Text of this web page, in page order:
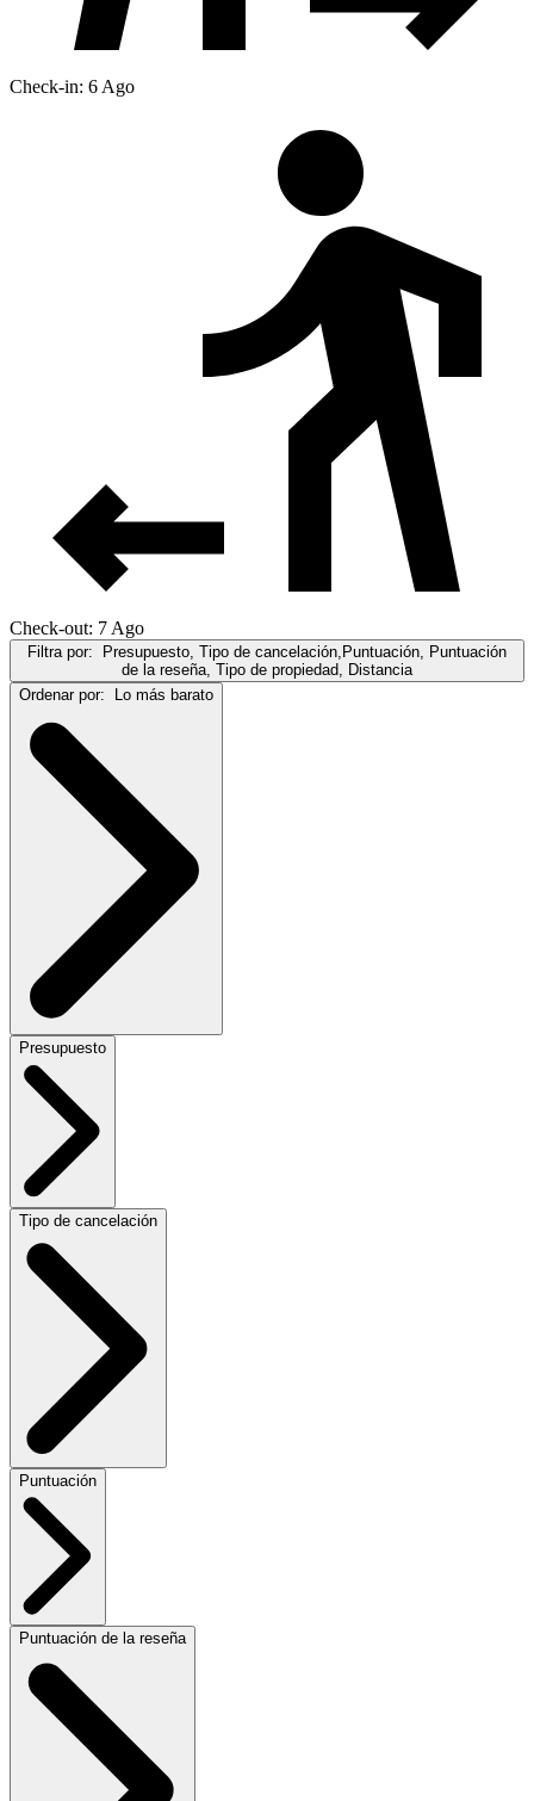
Check-in: 6 Ago
Check-out: 7 Ago
Filtra por:
Presupuesto, Tipo de cancelación,Puntuación, Puntuación
de la reseña, Tipo de propiedad, Distancia
Ordenar por:
Lo más barato
Presupuesto
Tipo de cancelación
Puntuación
Puntuación de la reseña